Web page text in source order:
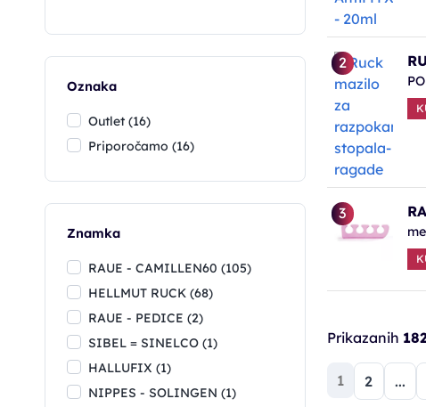
Oznaka
Outlet (16)
Priporočamo (16)
Znamka
RAUE - CAMILLEN60 (105)
HELLMUT RUCK (68)
RAUE - PEDICE (2)
SIBEL = SINELCO (1)
HALLUFIX (1)
NIPPES - SOLINGEN (1)
2
3
Prikazanih
1(trenutna)
2 ...